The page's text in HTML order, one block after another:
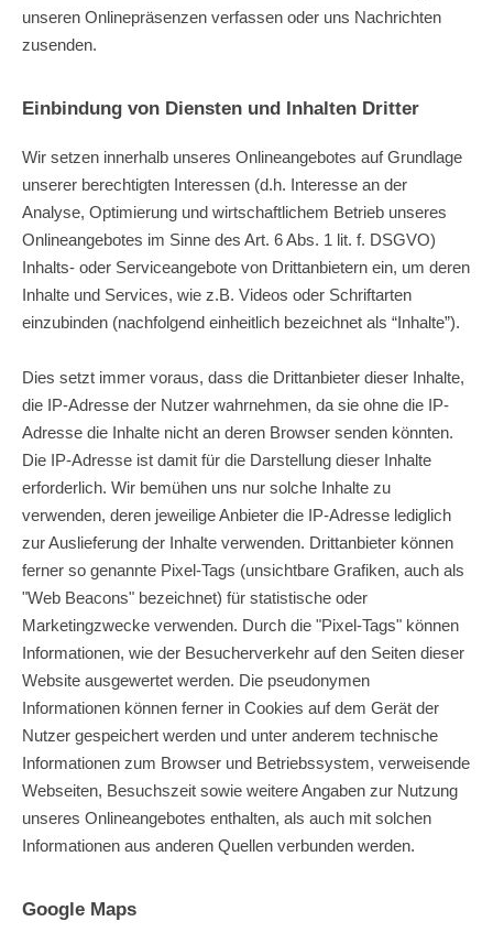
unseren Onlinepräsenzen verfassen oder uns Nachrichten
zusenden.
Einbindung von Diensten und Inhalten Dritter
Wir setzen innerhalb unseres Onlineangebotes auf Grundlage
unserer berechtigten Interessen (d.h. Interesse an der
Analyse, Optimierung und wirtschaftlichem Betrieb unseres
Onlineangebotes im Sinne des Art. 6 Abs. 1 lit. f. DSGVO)
Inhalts- oder Serviceangebote von Drittanbietern ein, um deren
Inhalte und Services, wie z.B. Videos oder Schriftarten
einzubinden (nachfolgend einheitlich bezeichnet als “Inhalte”).
Dies setzt immer voraus, dass die Drittanbieter dieser Inhalte,
die IP-Adresse der Nutzer wahrnehmen, da sie ohne die IP-
Adresse die Inhalte nicht an deren Browser senden könnten.
Die IP-Adresse ist damit für die Darstellung dieser Inhalte
erforderlich. Wir bemühen uns nur solche Inhalte zu
verwenden, deren jeweilige Anbieter die IP-Adresse lediglich
zur Auslieferung der Inhalte verwenden. Drittanbieter können
ferner so genannte Pixel-Tags (unsichtbare Grafiken, auch als
"Web Beacons" bezeichnet) für statistische oder
Marketingzwecke verwenden. Durch die "Pixel-Tags" können
Informationen, wie der Besucherverkehr auf den Seiten dieser
Website ausgewertet werden. Die pseudonymen
Informationen können ferner in Cookies auf dem Gerät der
Nutzer gespeichert werden und unter anderem technische
Informationen zum Browser und Betriebssystem, verweisende
Webseiten, Besuchszeit sowie weitere Angaben zur Nutzung
unseres Onlineangebotes enthalten, als auch mit solchen
Informationen aus anderen Quellen verbunden werden.
Google Maps